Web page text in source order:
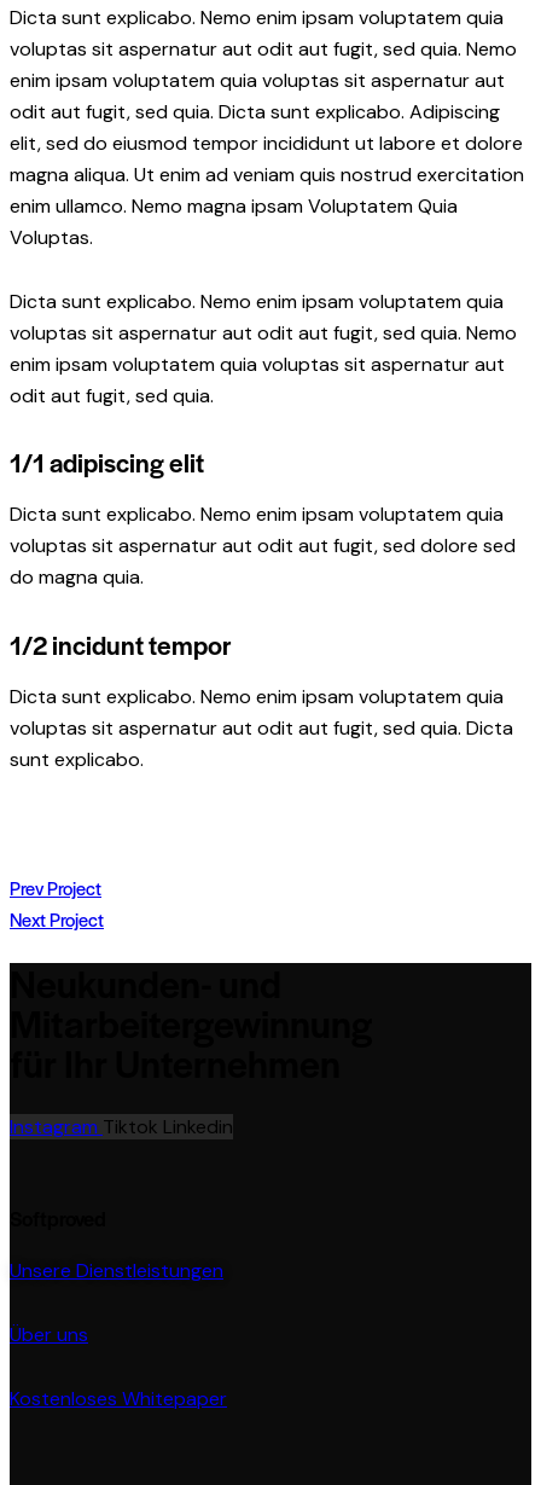
Dicta sunt explicabo. Nemo enim ipsam voluptatem quia
voluptas sit aspernatur aut odit aut fugit, sed quia. Nemo
enim ipsam voluptatem quia voluptas sit aspernatur aut
odit aut fugit, sed quia. Dicta sunt explicabo. Adipiscing
elit, sed do eiusmod tempor incididunt ut labore et dolore
magna aliqua. Ut enim ad veniam quis nostrud exercitation
enim ullamco. Nemo magna ipsamVoluptatem Quia
Voluptas.
Dicta sunt explicabo. Nemo enim ipsam voluptatem quia
voluptas sit aspernatur aut odit aut fugit, sed quia. Nemo
enim ipsam voluptatem quia voluptas sit aspernatur aut
odit aut fugit, sed quia.
1/1 adipiscing elit
Dicta sunt explicabo. Nemo enim ipsam voluptatem quia
voluptas sit aspernatur aut odit aut fugit, sed dolore sed
do magna quia.
1/2 incidunt tempor
Dicta sunt explicabo. Nemo enim ipsam voluptatem quia
voluptas sit aspernatur aut odit aut fugit, sed quia. Dicta
sunt explicabo.
Beitragsnavigation
Prev Project
Next Project
Instagram Tiktok Linkedin
Unsere Dienstleistungen
Über uns
Kostenloses Whitepaper